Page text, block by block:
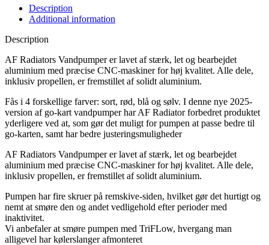
Description
Additional information
Description
AF Radiators Vandpumper er lavet af stærk, let og bearbejdet
aluminium med præcise CNC-maskiner for høj kvalitet. Alle dele,
inklusiv propellen, er fremstillet af solidt aluminium.
Fås i 4 forskellige farver: sort, rød, blå og sølv. I denne nye 2025-
version af go-kart vandpumper har AF Radiator forbedret produktet
yderligere ved at, som gør det muligt for pumpen at passe bedre til
go-karten, samt har bedre justeringsmuligheder
AF Radiators Vandpumper er lavet af stærk, let og bearbejdet
aluminium med præcise CNC-maskiner for høj kvalitet. Alle dele,
inklusiv propellen, er fremstillet af solidt aluminium.
Pumpen har fire skruer på remskive-siden, hvilket gør det hurtigt og
nemt at smøre den og andet vedligehold efter perioder med
inaktivitet.
Vi anbefaler at smøre pumpen med TriFLow, hvergang man
alligevel har kølerslanger afmonteret